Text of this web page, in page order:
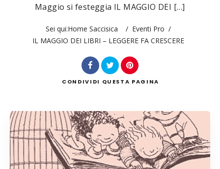
Cerca
Maggio si festeggia IL MAGGIO DEI […]
Sei qui:Home Saccisica / Eventi Pro /
IL MAGGIO DEI LIBRI – LEGGERE FA CRESCERE
CONDIVIDI QUESTA PAGINA